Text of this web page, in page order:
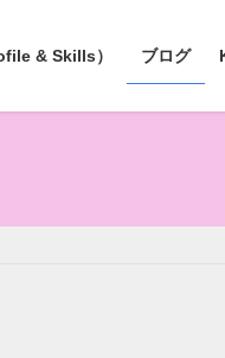
& Skills） ブログ